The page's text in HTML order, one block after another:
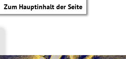
Zum Hauptinhalt der Seite